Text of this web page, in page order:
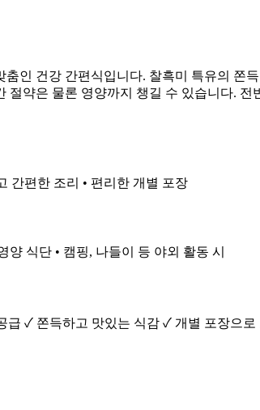
인 건강 간편식입니다. 찰흑미 특유의 쫀
절약은 물론 영양까지 챙길 수 있습니다.
간편한 조리 • 편리한 개별 포장
양 식단 • 캠핑, 나들이 등 야외 활동 시
✓ 쫀득하고 맛있는 식감 ✓ 개별 포장으로